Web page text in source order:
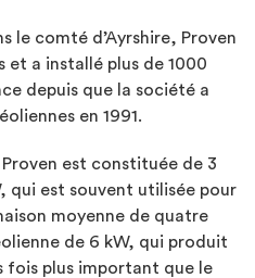
le comté d’Ayrshire, Proven
et a installé plus de 1000
depuis que la société a
en 1991.
est constituée de 3
qui est souvent utilisée pour
moyenne de quatre
de 6 kW, qui produit
fois plus important que le